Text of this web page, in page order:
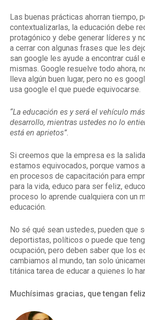
Las buenas prácticas ahorran tiempo,
contextualizarlas, la educación debe
protagónico y debe generar líderes y
a cerrar con algunas frases que les
san google les ayude a encontrar cuál
mismas. Google resuelve todo ahora,
lleva algún buen lugar, pero no es
usa google el que puede equivocarse.
“La educación es y será el vehículo
desarrollo, mientras ustedes no lo
está en aprietos”.
Si creemos que la empresa es la
estamos equivocados, porque vamos
en procesos de capacitación para
para la vida, educo para ser feliz,
proceso lo aprende cualquiera con un
educación.
No sé qué sean ustedes, pueden que
deportistas, políticos o puede que
ocupación, pero deben saber que los
cambiamos al mundo, tan solo
titánica tarea de educar a quienes lo
Muchísimas gracias, que tengan